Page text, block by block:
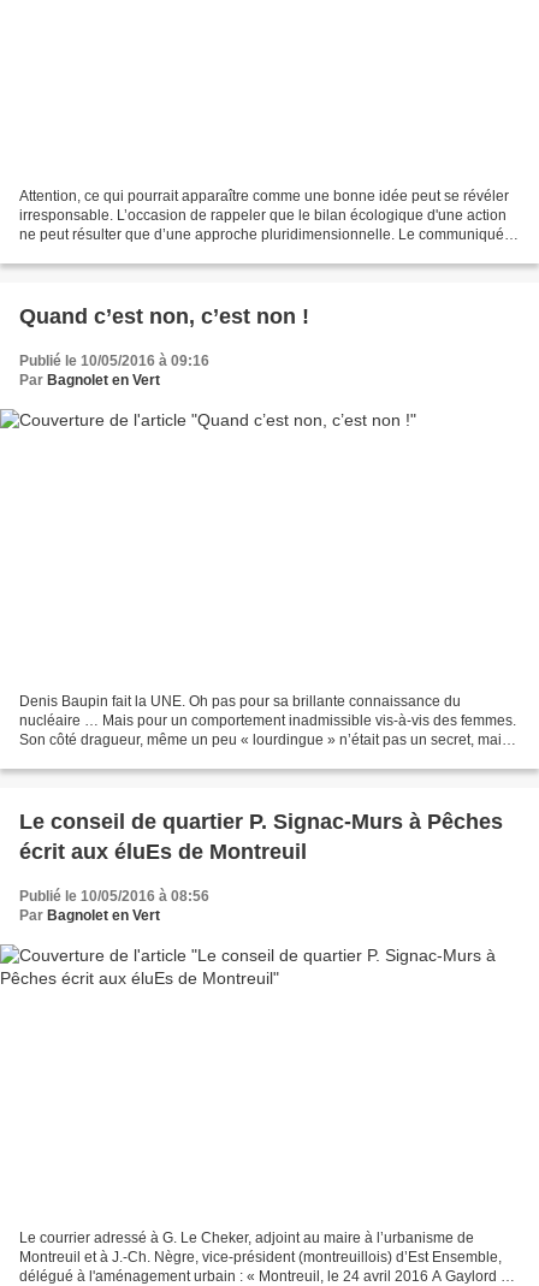
Attention, ce qui pourrait apparaître comme une bonne idée peut se révéler
irresponsable. L’occasion de rappeler que le bilan écologique d'une action
ne peut résulter que d’une approche pluridimensionnelle. Le communiqué
Quand c’est non, c’est non !
Publié le 10/05/2016 à 09:16
Par Bagnolet en Vert
Denis Baupin fait la UNE. Oh pas pour sa brillante connaissance du
nucléaire … Mais pour un comportement inadmissible vis-à-vis des femmes.
Son côté dragueur, même un peu « lourdingue » n’était pas un secret, mais
Le conseil de quartier P. Signac-Murs à Pêches
écrit aux éluEs de Montreuil
Publié le 10/05/2016 à 08:56
Par Bagnolet en Vert
Le courrier adressé à G. Le Cheker, adjoint au maire à l’urbanisme de
Montreuil et à J.-Ch. Nègre, vice-président (montreuillois) d’Est Ensemble,
délégué à l'aménagement urbain : « Montreuil, le 24 avril 2016 A Gaylord LE